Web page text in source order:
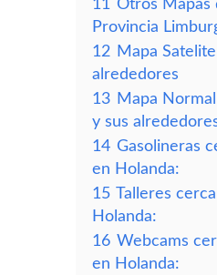
11 Otros Mapas
Provincia
12 Mapa
alrededores
13 Mapa
y sus
14 Gasolineras
en Holanda:
15 Talleres
Holanda:
16 Webcams
en Holanda: